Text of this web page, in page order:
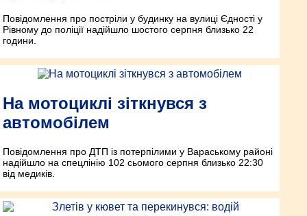
Повідомлення про постріли у будинку на вулиці Єдності у
Рівному до поліції надійшло шостого серпня близько 22
години.
На мотоциклі зіткнувся з
автомобілем
Повідомлення про ДТП із потерпілими у Вараському районі
надійшло на спецлінію 102 сьомого серпня близько 22:30
від медиків.